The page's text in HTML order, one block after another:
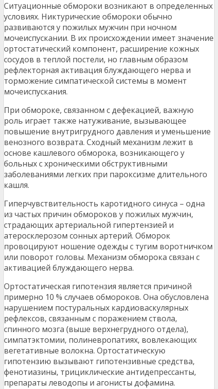
Ситуационные обмороки возникают в определенных
условиях. Никтурические обмороки обычно
развиваются у пожилых мужчин при ночном
мочеиспускании. В их происхождении имеет значение
ортостатический компонент, расширение кожных
сосудов в теплой постели, но главным образом
рефлекторная активация блуждающего нерва и
торможение симпатической системы в момент
мочеиспускания.
При обмороке, связанном с дефекацией, важную
роль играет также натуживание, вызывающее
повышение внутригрудного давления и уменьшение
венозного возврата. Сходный механизм лежит в
основе кашлевого обморока, возникающего у
больных с хроническими обструктивными
заболеваниями легких при пароксизме длительного
кашля.
Гиперчувствительность каротидного синуса – одна
из частых причин обмороков у пожилых мужчин,
страдающих артериальной гипертензией и
атеросклерозом сонных артерий. Обморок
провоцируют ношение одежды с тугим воротничком
или поворот головы. Механизм обморока связан с
активацией блуждающего нерва.
Ортостатическая гипотензия является причиной
примерно 10 % случаев обмороков. Она обусловлена
нарушением постуральных кардиоваскулярных
рефлексов, связанным с поражением ствола,
спинного мозга (выше верхнегрудного отдела),
симпатэктомии, полиневропатиях, вовлекающих
вегетативные волокна. Ортостатическую
гипотензию вызывают гипотензивные средства,
фенотиазины, трициклические антидепрессанты,
препараты леводопы и агонисты дофамина.